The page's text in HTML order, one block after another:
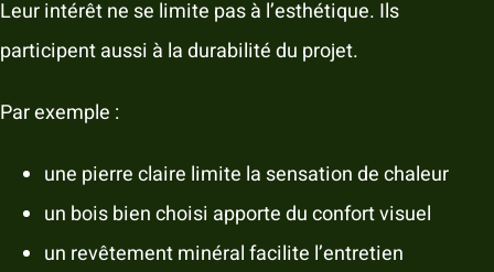
Leur intérêt ne se limite pas à l’esthétique. Ils
participent aussi à la durabilité du projet.
Par exemple :
une pierre claire limite la sensation de chaleur
un bois bien choisi apporte du confort visuel
un revêtement minéral facilite l’entretien